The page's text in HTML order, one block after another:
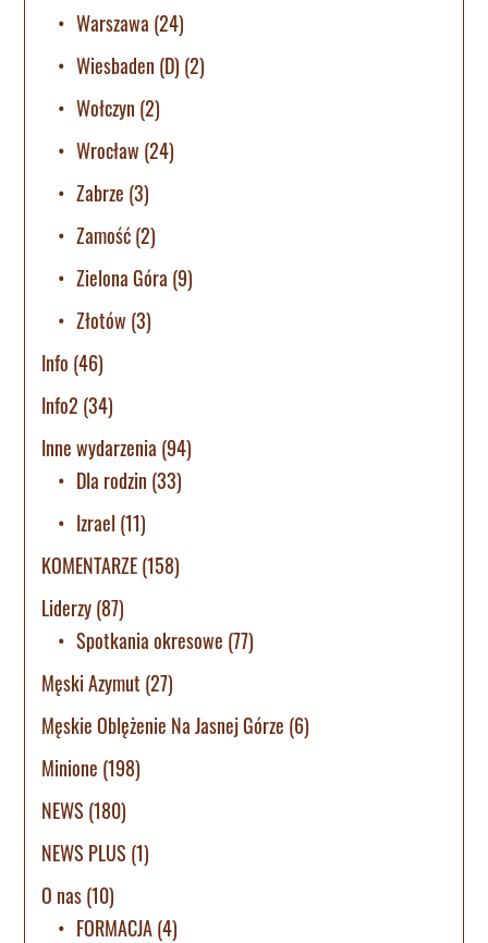
Warszawa (24)
Wiesbaden (D) (2)
Wołczyn (2)
Wrocław (24)
Zabrze (3)
Zamość(2)
Zielona Góra (9)
Złotów (3)
Info (46)
Info2 (34)
Inne wydarzenia (94)
Dla rodzin (33)
Izrael (11)
KOMENTARZE(158)
Liderzy(87)
Spotkania okresowe (77)
Męski Azymut (27)
Męskie Oblężenie Na Jasnej Górze (6)
Minione (198)
NEWS (180)
NEWS PLUS (1)
O nas(10)
FORMACJA(4)